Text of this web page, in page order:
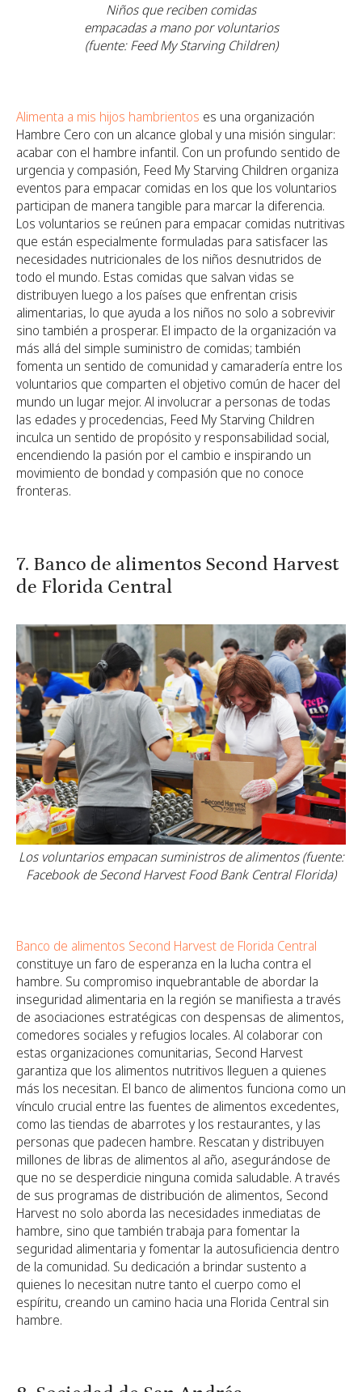
Niños que reciben comidas
empacadas a mano por voluntarios
(fuente: Feed My Starving Children)
Alimenta a mis hijos hambrientos es una organización
Hambre Cero con un alcance global y una misión singular:
acabar con el hambre infantil. Con un profundo sentido de
urgencia y compasión, Feed My Starving Children organiza
eventos para empacar comidas en los que los voluntarios
participan de manera tangible para marcar la diferencia.
Los voluntarios se reúnen para empacar comidas nutritivas
que están especialmente formuladas para satisfacer las
necesidades nutricionales de los niños desnutridos de
todo el mundo. Estas comidas que salvan vidas se
distribuyen luego a los países que enfrentan crisis
alimentarias, lo que ayuda a los niños no solo a sobrevivir
sino también a prosperar. El impacto de la organización va
más allá del simple suministro de comidas; también
fomenta un sentido de comunidad y camaradería entre los
voluntarios que comparten el objetivo común de hacer del
mundo un lugar mejor. Al involucrar a personas de todas
las edades y procedencias, Feed My Starving Children
inculca un sentido de propósito y responsabilidad social,
encendiendo la pasión por el cambio e inspirando un
movimiento de bondad y compasión que no conoce
fronteras.
7. Banco de alimentos Second Harvest
de Florida Central
Los voluntarios empacan suministros de alimentos (fuente:
Facebook de Second Harvest Food Bank Central Florida)
Banco de alimentos Second Harvest de Florida Central
constituye un faro de esperanza en la lucha contra el
hambre. Su compromiso inquebrantable de abordar la
inseguridad alimentaria en la región se manifiesta a través
de asociaciones estratégicas con despensas de alimentos,
comedores sociales y refugios locales. Al colaborar con
estas organizaciones comunitarias, Second Harvest
garantiza que los alimentos nutritivos lleguen a quienes
más los necesitan. El banco de alimentos funciona como un
vínculo crucial entre las fuentes de alimentos excedentes,
como las tiendas de abarrotes y los restaurantes, y las
personas que padecen hambre. Rescatan y distribuyen
millones de libras de alimentos al año, asegurándose de
que no se desperdicie ninguna comida saludable. A través
de sus programas de distribución de alimentos, Second
Harvest no solo aborda las necesidades inmediatas de
hambre, sino que también trabaja para fomentar la
seguridad alimentaria y fomentar la autosuficiencia dentro
de la comunidad. Su dedicación a brindar sustento a
quienes lo necesitan nutre tanto el cuerpo como el
espíritu, creando un camino hacia una Florida Central sin
hambre.